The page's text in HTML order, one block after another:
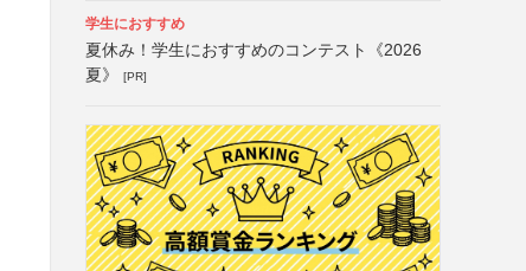
学生におすすめ
夏休み！学生におすすめのコンテスト《2026
夏》
[PR]